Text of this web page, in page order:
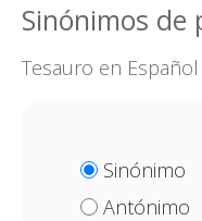
Sinónimos de
Tesauro en
Sinónimo
Antónimo